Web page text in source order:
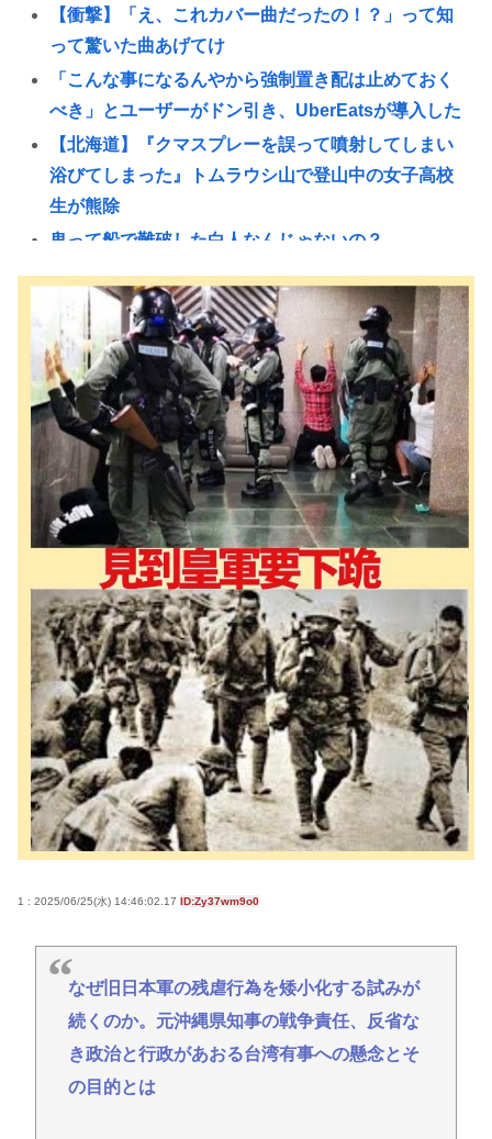
【衝撃】「え、これカバー曲だったの！？」って知
って驚いた曲あげてけ
「こんな事になるんやから強制置き配は止めておく
べき」とユーザーがドン引き、UberEatsが導入した
【北海道】『クマスプレーを誤って噴射してしまい
浴びてしまった』トムラウシ山で登山中の女子高校
生が熊除
鬼って船で難破した白人なんじゃないの？
元々は日本人が殴りかかっていったんだろ…
【正論】岡田斗司夫「人間の本音としてブサイクを
見たら不愉快になる。この責任をどうとるんだ」
【画像】村重杏奈さん(30)のおっ◯いがコチラ
【悲報】立ちんぼJK、カメラで撮られて発狂
「ビールと水を交互に飲まないと倒れるグラス」発
売 適正飲酒を施す #酒
コロナ禍における「GOTOトラベル」「全国旅行支
援」の思い出🥺
【土用丑の日に食中毒】ドン・キホーテ出店の露店
で「うなぎの蒲焼」食べ14人が発熱や下痢
おまえらが今までに使った事がある【ズル休み】の
理由
パズー「お父さん嘘つき呼ばわりされて死んじゃっ
た」ってセリフあるけど、どんな自殺方法だった
の？
Powered by livedoor 相互RSS
1 : 2025/06/25(水) 14:46:02.17 ID:Zy37wm9o0
なぜ旧日本軍の残虐行為を矮小化する試みが
続くのか。元沖縄県知事の戦争責任、反省な
き政治と行政があおる台湾有事への懸念とそ
の目的とは